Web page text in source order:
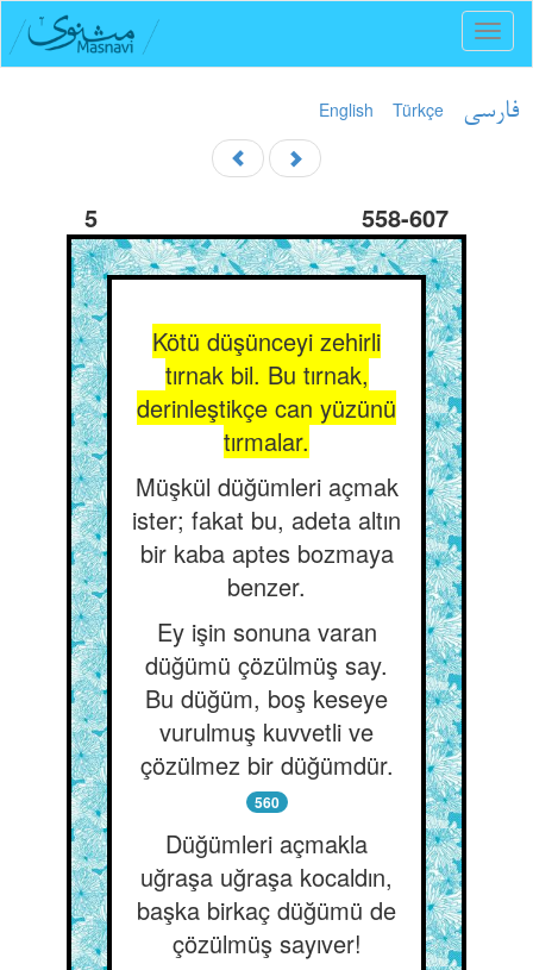
English Türkçe فارسی
5 558-607
Kötü düşünceyi zehirli
tırnak bil. Bu tırnak,
derinleştikçe can yüzünü
tırmalar.
Müşkül düğümleri açmak
ister; fakat bu, adeta altın
bir kaba aptes bozmaya
benzer.
Ey işin sonuna varan
düğümü çözülmüş say.
Bu düğüm, boş keseye
vurulmuş kuvvetli ve
çözülmez bir düğümdür.
560
Düğümleri açmakla
uğraşa uğraşa kocaldın,
başka birkaç düğümü de
çözülmüş sayıver!